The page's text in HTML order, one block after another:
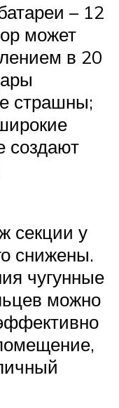
– 12
может
в 20
страшны;
создают
секции у
снижены.
чугунные
можно